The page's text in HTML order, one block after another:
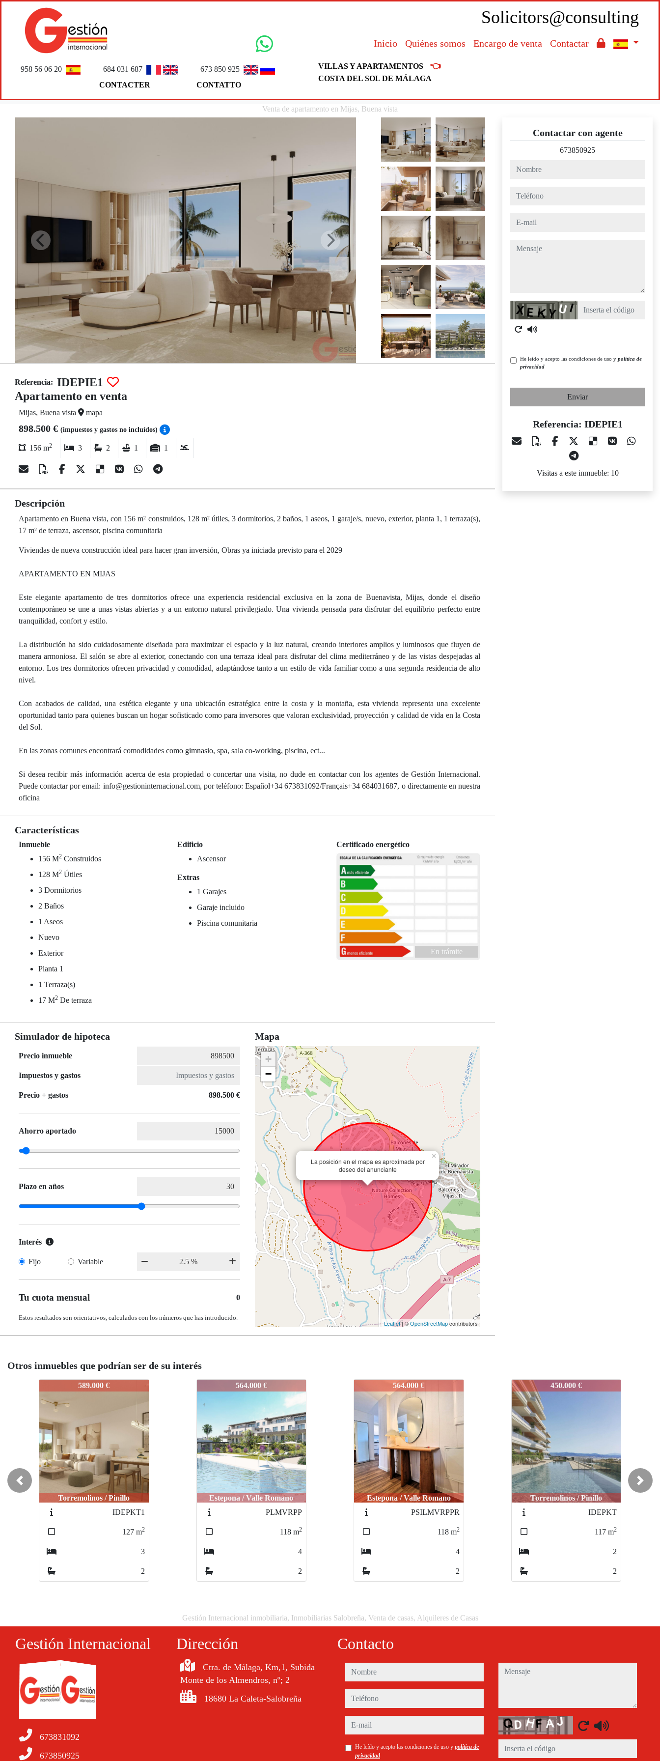
Solicitors@consulting
Inicio Quiénes somos Encargo de venta Contactar
958 56 06 20
684 031 687
CONTACTER
673 850 925
CONTATTO
VILLAS Y APARTAMENTOS 👈
COSTA DEL SOL DE MÁLAGA
Venta de apartamento en Mijas, Buena vista
Referencia: IDEPIE1
Apartamento en venta
Mijas, Buena vista mapa
898.500 € (impuestos y gastos no incluídos)
156 m2 3 2 1 1
Descripción
Apartamento en Buena vista, con 156 m² construidos, 128 m² útiles, 3 dormitorios, 2 baños, 1 aseos, 1 garaje/s, nuevo, exterior, planta 1, 1 terraza(s),
17 m² de terraza, ascensor, piscina comunitaria
Viviendas de nueva construcción ideal para hacer gran inversión, Obras ya iniciada previsto para el 2029
APARTAMENTO EN MIJAS
Este elegante apartamento de tres dormitorios ofrece una experiencia residencial exclusiva en la zona de Buenavista, Mijas, donde el diseño
contemporáneo se une a unas vistas abiertas y a un entorno natural privilegiado. Una vivienda pensada para disfrutar del equilibrio perfecto entre
tranquilidad, confort y estilo.
La distribución ha sido cuidadosamente diseñada para maximizar el espacio y la luz natural, creando interiores amplios y luminosos que fluyen de
manera armoniosa. El salón se abre al exterior, conectando con una terraza ideal para disfrutar del clima mediterráneo y de las vistas despejadas al
entorno. Los tres dormitorios ofrecen privacidad y comodidad, adaptándose tanto a un estilo de vida familiar como a una segunda residencia de alto
nivel.
Con acabados de calidad, una estética elegante y una ubicación estratégica entre la costa y la montaña, esta vivienda representa una excelente
oportunidad tanto para quienes buscan un hogar sofisticado como para inversores que valoran exclusividad, proyección y calidad de vida en la Costa
del Sol.
En las zonas comunes encontrará comodidades como gimnasio, spa, sala co-working, piscina, ect...
Si desea recibir más información acerca de esta propiedad o concertar una visita, no dude en contactar con los agentes de Gestión Internacional.
Puede contactar por email: info@gestioninternacional.com, por teléfono: Español+34 673831092/Français+34 684031687, o directamente en nuestra
oficina
Características
Inmueble
156 M2 Construidos
128 M2 Útiles
3 Dormitorios
2 Baños
1 Aseos
Nuevo
Exterior
Planta 1
1 Terraza(s)
17 M2 De terraza
Edificio
Ascensor
Extras
1 Garajes
Garaje incluido
Piscina comunitaria
Certificado energético
En trámite
Simulador de hipoteca
Precio inmueble
Impuestos y gastos
Precio + gastos 898.500 €
Ahorro aportado
Plazo en años
Interés
Fijo Variable
Tu cuota mensual 0
Estos resultados son orientativos, calculados con los números que has introducido.
Mapa
La posición en el mapa es aproximada por
deseo del anunciante
×
+
−
Leaflet| ©OpenStreetMapcontributors
Contactar con agente
673850925
nombre
teléfono
e-mail
mensaje
Captcha
He leído y acepto las condiciones de uso y política de
privacidad
Enviar
Referencia: IDEPIE1
Visitas a este inmueble: 10
Otros inmuebles que podrían ser de su interés
564.000 €
Estepona / Valle Romano
PLMVRPP
118 m2
4
2
564.000 €
Estepona / Valle Romano
PSILMVRPPR
118 m2
4
2
450.000 €
Torremolinos / Pinillo
IDEPKT
117 m2
2
2
IDEPIE1 670.000 €
Torremolinos / Pinillo
IDEPLMT154B
145 m2
4
2
Previous Next
Gestión Internacional inmobiliaria, Inmobiliarias Salobreña, Venta de casas, Alquileres de Casas
Gestión Internacional
673831092
673850925
Dirección
Ctra. de Málaga, Km,1, Subida
Monte de los Almendros, nº; 2
18680 La Caleta-Salobreña
Contacto
nombre
teléfono
e-mail
He leído y acepto las condiciones de uso y política de
privacidad
mensaje
Captcha